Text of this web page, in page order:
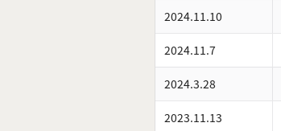
2024.11.10
2024.11.7
2024.3.28
2023.11.13